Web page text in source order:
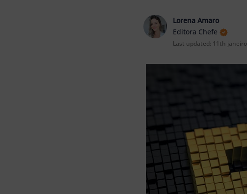
Lorena Amaro
Editora Chefe
Last updated: 11th